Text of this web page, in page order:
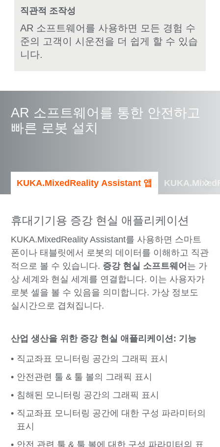
직관적 조작성
AR 소프트웨어를 사용하면 모든 경험 수
준의 고객이 시운전을 더 쉽게 할 수 있습
니다.
AR 소프트웨어를 통한 안전하고
빠른 로봇 설치
KUKA.MixedReality Assistant 앱
휴대기기용 증강 현실 애플리케이션
KUKA.MixedReality Assistant를 사용하면 스마트
폰이나 태블릿에서 로봇의 데이터를 이해하고 직관
적으로 볼 수 있습니다. 증강 현실 소프트웨어 는 가
상 세계와 현실 세계를 연결합니다. 이는 사용자가
로봇 셀을 볼 수 있음을 의미합니다. 가상 정보도
실시간으로 겹쳐집니다.
산업 생산을 위한 증강 현실 애플리케이션: 기능
직교좌표 모니터링 공간의 그래픽 표시
안전관련 툴 & 툴 볼의 그래픽 표시
침해된 모니터링 공간의 그래픽 표시
직교좌표 모니터링 공간에 대한 구성 파라미터의
표시
안전 관련 툴 & 툴 볼에 대한 구성 파라미터의 표